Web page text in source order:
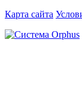
Карта сайта